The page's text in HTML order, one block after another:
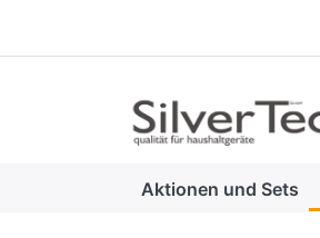
Aktionen und Sets